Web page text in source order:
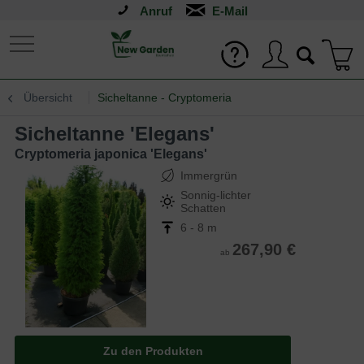
Anruf
Übersicht Sicheltanne - Cryptomeria
Sicheltanne 'Elegans'
Cryptomeria japonica 'Elegans'
Immergrün
Sonnig-lichter
Schatten
6 - 8 m
ab 267,90 €
Zu den Produkten